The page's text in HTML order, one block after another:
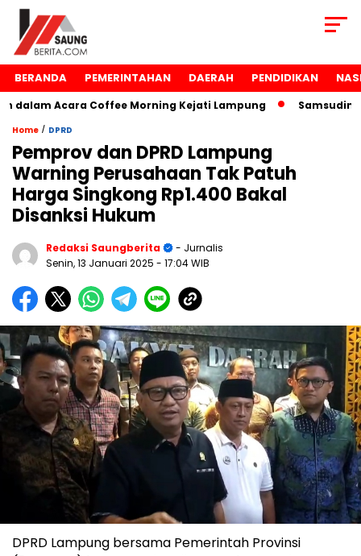
BERANDA PEMERINTAHAN DAERAH PENDIDIKAN
dalam Acara Coffee Morning Kejati Lampung Samsudin
Home / DPRD
Pemprov dan DPRD Lampung
Warning Perusahaan Tak Patuh
Harga Singkong Rp1.400 Bakal
Disanksi Hukum
Redaksi Saungberita
- Jurnalis
Senin, 13 Januari 2025 - 17:04 WIB
DPRD Lampung bersama Pemerintah Provinsi